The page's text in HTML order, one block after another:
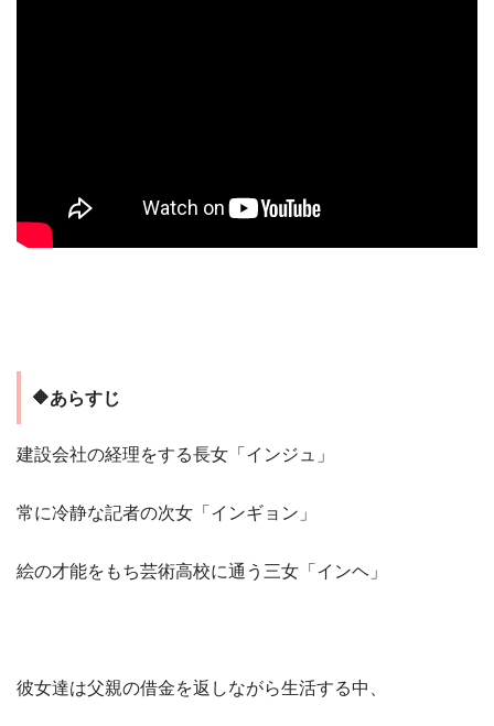
🔶あらすじ
建設会社の経理をする長女「インジュ」
常に冷静な記者の次女「インギョン」
絵の才能をもち芸術高校に通う三女「インヘ」
彼女達は父親の借金を返しながら生活する中、